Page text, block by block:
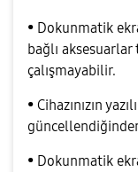
• Dokunmatik
bağlı
çalışmayabilir.
• Cihazınızın
• Dokunmatik